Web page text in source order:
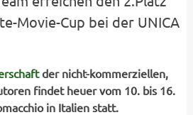
Movie-Cup bei der UNICA
der nicht-kommerziellen,
findet heuer vom 10. bis 16.
in Italien statt.